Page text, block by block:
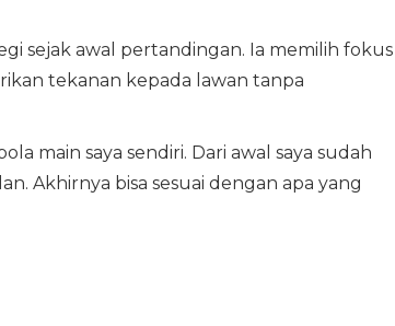
sejak awal pertandingan. Ia memilih fokus
tekanan kepada lawan tanpa
main saya sendiri. Dari awal saya sudah
Akhirnya bisa sesuai dengan apa yang